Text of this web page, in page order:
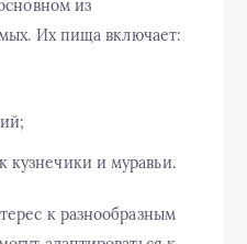
из
Их пища включает:
кузнечики и муравьи.
к разнообразным